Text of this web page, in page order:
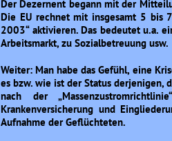
Der Dezernent begann mit der
Die EU rechnet mit insgesamt 5 bis
2003“ aktivieren. Das bedeutet u.a.
Arbeitsmarkt, zu Sozialbetreuung usw.
Weiter: Man habe das Gefühl, eine
es bzw. wie ist der Status derjenigen,
nach der
Krankenversicherung und
Aufnahme der Geflüchteten.